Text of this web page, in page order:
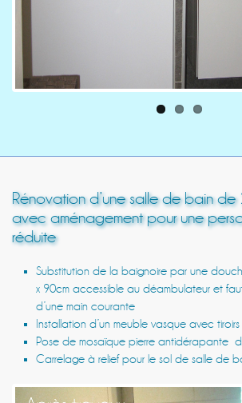
Rénovation d’une salle de bain de
avec aménagement pour une
réduite
Substitution de la baignoire par une
x 90cm accessible au déambulateur et
d’une main courante
Installation d’un meuble vasque avec
Pose de mosaïque pierre antidérapante
Carrelage à relief pour le sol de salle de